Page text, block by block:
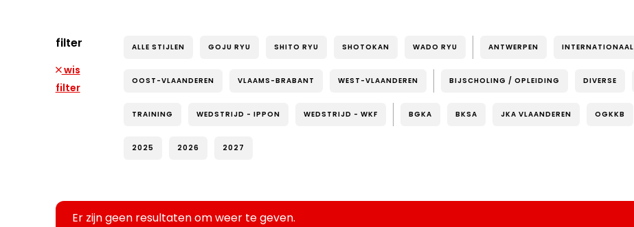
filter
wis
filter
ALLE STIJLEN GOJU RYU SHITO RYU SHOTOKAN WADO RYU ANTWERPEN INTERNATIONAAL
OOST-VLAANDEREN VLAAMS-BRABANT WEST-VLAANDEREN BIJSCHOLING / OPLEIDING DIVERSE
TRAINING WEDSTRIJD - IPPON WEDSTRIJD - WKF BGKA BKSA JKA VLAANDEREN OGKKB
2025 2026 2027
Er zijn geen resultaten om weer te geven.